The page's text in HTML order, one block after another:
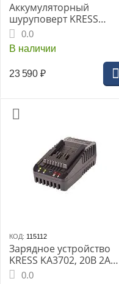
Аккумуляторный
шуруповерт KRESS
KUA71, 20В, кейс
0.0
В наличии
23 590 ₽
КОД: 115112
Зарядное устройство
KRESS KA3702, 20В 2A
100/240В 60/125мин
0.0